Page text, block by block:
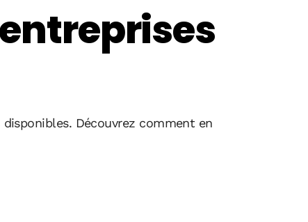
Découvrez comment en